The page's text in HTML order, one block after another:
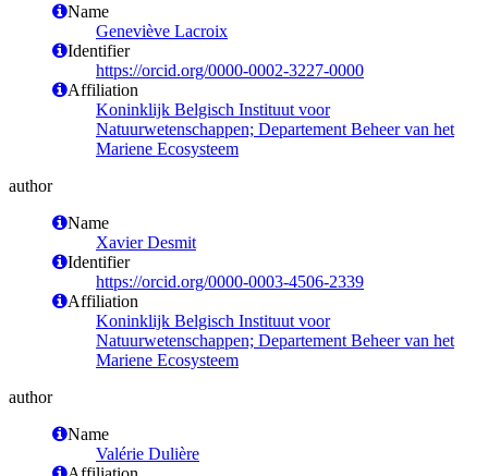
Name
Geneviève Lacroix
Identifier
https://orcid.org/0000-0002-3227-0000
Affiliation
Koninklijk Belgisch Instituut voor
Natuurwetenschappen; Departement Beheer van het
Mariene Ecosysteem
author
Name
Xavier Desmit
Identifier
https://orcid.org/0000-0003-4506-2339
Affiliation
Koninklijk Belgisch Instituut voor
Natuurwetenschappen; Departement Beheer van het
Mariene Ecosysteem
author
Name
Valérie Dulière